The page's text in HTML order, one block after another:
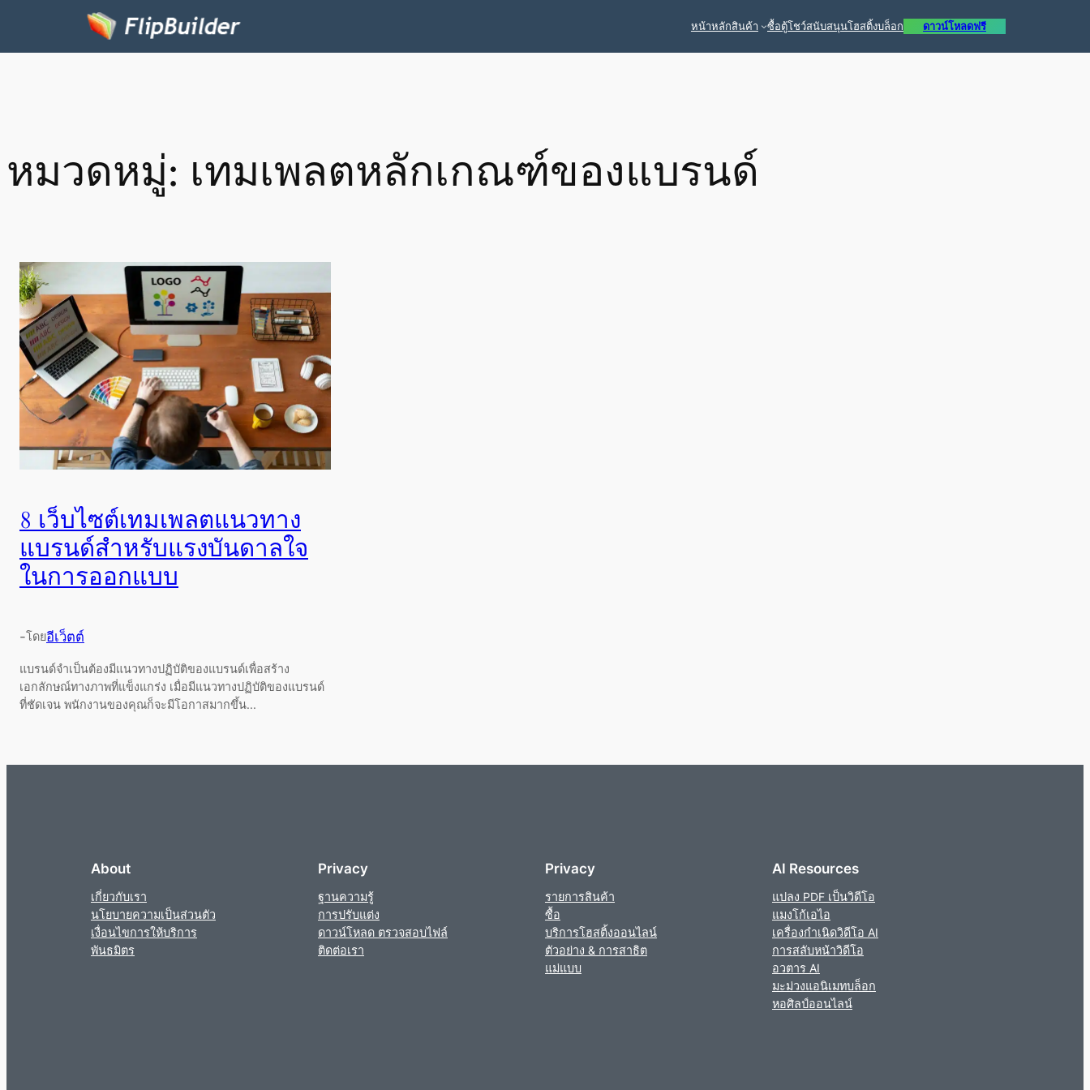
หน้าหลักสินค้า ซื้อตู้โชว์สนับสนุนโฮสติ้งบล็อก ดาวน์โหลดฟรี
หมวดหมู่: เทมเพลตหลักเกณฑ์ของแบรนด์
8 เว็บไซต์เทมเพลตแนวทาง
แบรนด์สำหรับแรงบันดาลใจ
ในการออกแบบ
-โดยอีเว็ตต์
แบรนด์จำเป็นต้องมีแนวทางปฏิบัติของแบรนด์เพื่อสร้าง
เอกลักษณ์ทางภาพที่แข็งแกร่ง เมื่อมีแนวทางปฏิบัติของแบรนด์
ที่ชัดเจน พนักงานของคุณก็จะมีโอกาสมากขึ้น...
About
เกี่ยวกับเรา
นโยบายความเป็นส่วนตัว
เงื่อนไขการให้บริการ
พันธมิตร
Privacy
ฐานความรู้
การปรับแต่ง
ดาวน์โหลด ตรวจสอบไฟล์
ติดต่อเรา
Privacy
รายการสินค้า
ซื้อ
บริการโฮสติ้งออนไลน์
ตัวอย่าง & การสาธิต
แม่แบบ
AI Resources
แปลง PDF เป็นวิดีโอ
แมงโก้เอไอ
เครื่องกำเนิดวิดีโอ AI
การสลับหน้าวิดีโอ
อวตาร AI
มะม่วงแอนิเมทบล็อก
หอศิลป์ออนไลน์